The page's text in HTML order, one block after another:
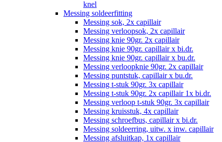
knel
Messing soldeerfitting
Messing sok, 2x capillair
Messing verloopsok, 2x capillair
Messing knie 90gr. 2x capillair
Messing knie 90gr. capillair x bi.dr.
Messing knie 90gr. capillair x bu.dr.
Messing verloopknie 90gr. 2x capillair
Messing puntstuk, capillair x bu.dr.
Messing t-stuk 90gr. 3x capillair
Messing t-stuk 90gr. 2x capillair 1x bi.dr.
Messing verloop t-stuk 90gr. 3x capillair
Messing kruisstuk, 4x capillair
Messing schroefbus, capillair x bi.dr.
Messing soldeerring, uitw. x inw. capillair
Messing afsluitkap, 1x capillair